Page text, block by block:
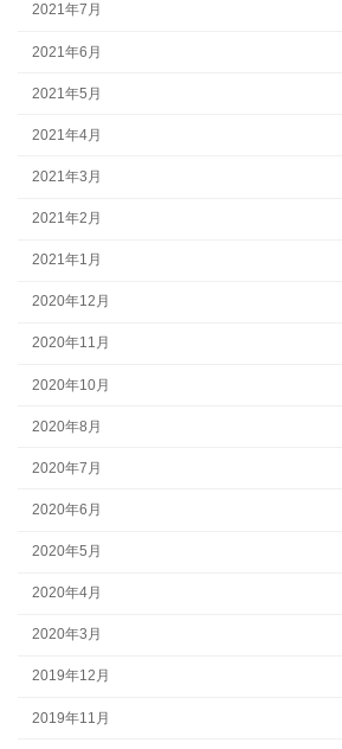
2021年7月
2021年6月
2021年5月
2021年4月
2021年3月
2021年2月
2021年1月
2020年12月
2020年11月
2020年10月
2020年8月
2020年7月
2020年6月
2020年5月
2020年4月
2020年3月
2019年12月
2019年11月